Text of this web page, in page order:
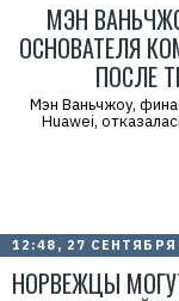
МЭН
ОСНОВАТЕЛЯ
ПОСЛЕ
Мэн Ваньчжоу,
Huawei,
12:48, 27 СЕНТЯБРЯ
НОРВЕЖЦЫ